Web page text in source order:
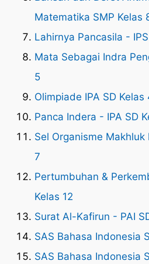
Matematika SMP Kelas
Lahirnya Pancasila -
Mata Sebagai Indra
5
Olimpiade IPA SD Kelas
Panca Indera - IPA SD
Sel Organisme Makhluk
7
Pertumbuhan &
Kelas 12
Surat Al-Kafirun - PAI
SAS Bahasa Indonesia
SAS Bahasa Indonesia